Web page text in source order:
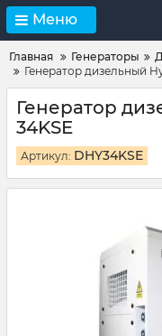
Меню
Главная Генераторы
Генератор дизельный
Генератор
34KSE
Артикул: DHY34KSE